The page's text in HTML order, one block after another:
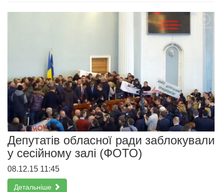
Депутатів обласної ради заблокували
у сесійному залі (ФОТО)
08.12.15 11:45
Детальніше